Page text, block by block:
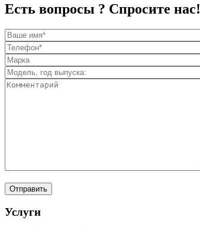
Есть вопросы ? Спросите нас!
Услуги